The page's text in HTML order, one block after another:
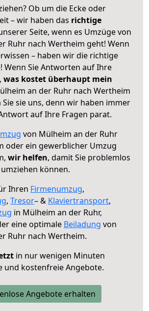
Ob um die Ecke oder
– wir haben das richtige
Seite, wenn es Umzüge von
Ruhr nach Wertheim geht! Wenn
– haben wir die richtige
Wenn Sie Antworten auf Ihre
was kostet überhaupt mein
an der Ruhr nach Wertheim
Sie sie uns, denn wir haben immer
auf Ihre Fragen parat.
von Mülheim an der Ruhr
oder ein gewerblicher Umzug
wir helfen, damit Sie problemlos
können.
Ihren Firmenumzug,
, Tresor– & Klaviertransport,
in Mülheim an der Ruhr,
eine optimale Beiladung von
Ruhr nach Wertheim.
in nur wenigen Minuten
und kostenfreie Angebote.
Angebote erhalten